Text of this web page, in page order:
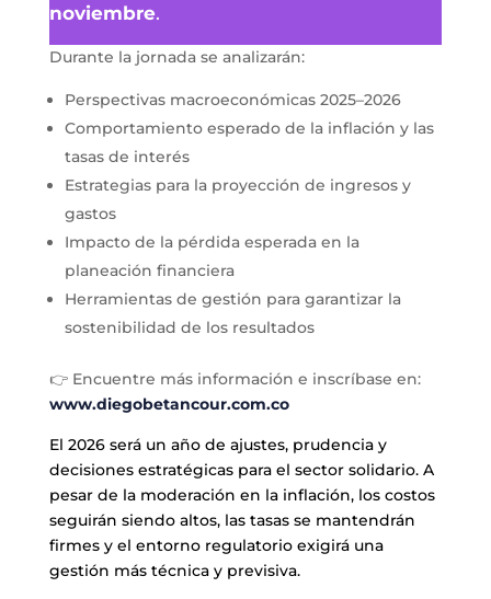
noviembre.
Durante la jornada se analizarán:
Perspectivas macroeconómicas 2025–2026
Comportamiento esperado de la inflación y las
tasas de interés
Estrategias para la proyección de ingresos y
gastos
Impacto de la pérdida esperada en la
planeación financiera
Herramientas de gestión para garantizar la
sostenibilidad de los resultados
👉 Encuentre más información e inscríbase en:
www.diegobetancour.com.co
El 2026 será un año de ajustes, prudencia y
decisiones estratégicas para el sector solidario. A
pesar de la moderación en la inflación, los costos
seguirán siendo altos, las tasas se mantendrán
firmes y el entorno regulatorio exigirá una
gestión más técnica y previsiva.